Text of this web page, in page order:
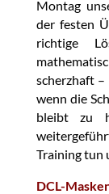
Montag
der festen
richtige
scherzhaft
wenn die
bleibt zu
Training tun
DCL-